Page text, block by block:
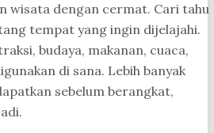
wisata dengan cermat. Cari tahu
tempat yang ingin dijelajahi.
budaya, makanan, cuaca,
di sana. Lebih banyak
sebelum berangkat,